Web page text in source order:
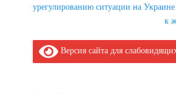
урегулированию ситуации на
к
Версия сайта для